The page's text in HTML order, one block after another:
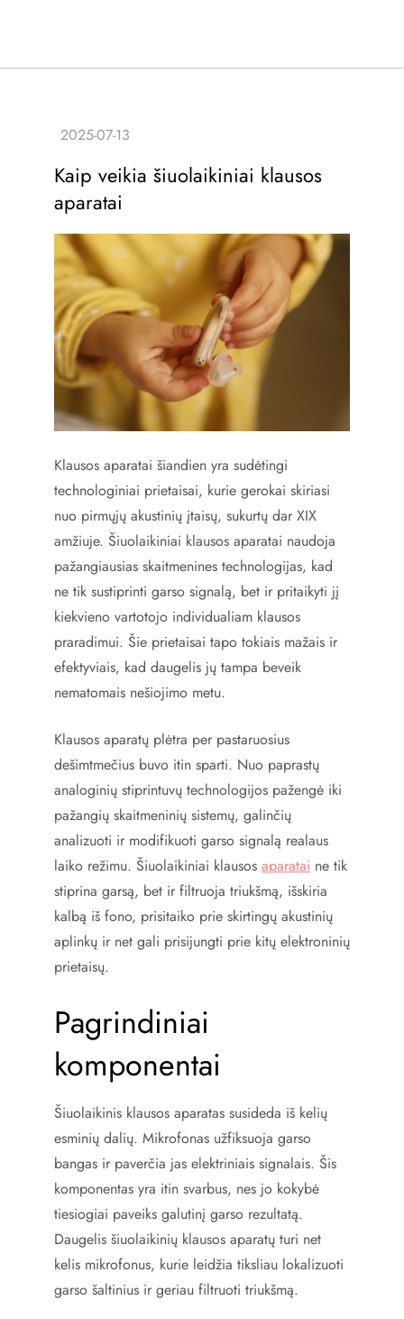
Kaip veikia šiuolaikiniai klausos
aparatai
Klausos aparatai šiandien yra sudėtingi
technologiniai prietaisai, kurie gerokai skiriasi
nuo pirmųjų akustinių įtaisų, sukurtų dar XIX
amžiuje. Šiuolaikiniai klausos aparatai naudoja
pažangiausias skaitmenines technologijas, kad
ne tik sustiprinti garso signalą, bet ir pritaikyti jį
kiekvieno vartotojo individualiam klausos
praradimui. Šie prietaisai tapo tokiais mažais ir
efektyviais, kad daugelis jų tampa beveik
nematomais nešiojimo metu.
Klausos aparatų plėtra per pastaruosius
dešimtmečius buvo itin sparti. Nuo paprastų
analoginių stiprintuvų technologijos pažengė iki
pažangių skaitmeninių sistemų, galinčių
analizuoti ir modifikuoti garso signalą realaus
laiko režimu. Šiuolaikiniai klausos aparatai ne tik
stiprina garsą, bet ir filtruoja triukšmą, išskiria
kalbą iš fono, prisitaiko prie skirtingų akustinių
aplinkų ir net gali prisijungti prie kitų elektroninių
prietaisų.
Pagrindiniai
komponentai
Šiuolaikinis klausos aparatas susideda iš kelių
esminių dalių. Mikrofonas užfiksuoja garso
bangas ir paverčia jas elektriniais signalais. Šis
komponentas yra itin svarbus, nes jo kokybė
tiesiogiai paveiks galutinį garso rezultatą.
Daugelis šiuolaikinių klausos aparatų turi net
kelis mikrofonus, kurie leidžia tiksliau lokalizuoti
garso šaltinius ir geriau filtruoti triukšmą.